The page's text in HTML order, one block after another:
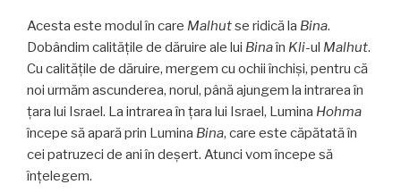
Acesta este modul în care Malhutse ridică la Bina.
Dobândim calitățile de dăruire ale lui Binaîn Kli-ul Malhut.
Cu calitățile de dăruire, mergem cu ochii închiși, pentru că
noi urmăm ascunderea, norul, până ajungem la intrarea în
țara lui Israel. La intrarea în țara lui Israel, Lumina Hohma
începe să apară prin Lumina Bina, care este căpătată în
cei patruzeci de ani în deșert. Atunci vom începe să
înţelegem.